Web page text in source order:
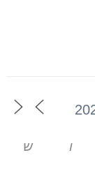
ו ש